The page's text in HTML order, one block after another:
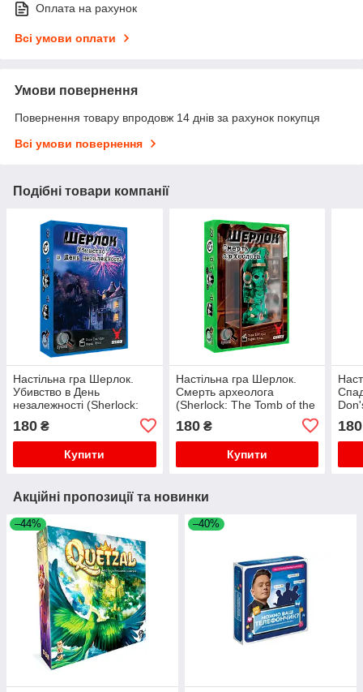
Оплата на рахунок
Всі умови оплати
Умови повернення
Повернення товару впродовж 14 днів за рахунок покупця
Всі умови повернення
Подібні товари компанії
Настільна гра Шерлок.
Убивство в День
незалежності (Sherlock:
180 ₴
Купити
Настільна гра Шерлок.
Смерть археолога
(Sherlock: The Tomb of the
180₴
Купити
180
Акційні пропозиції та новинки
–44% –40%